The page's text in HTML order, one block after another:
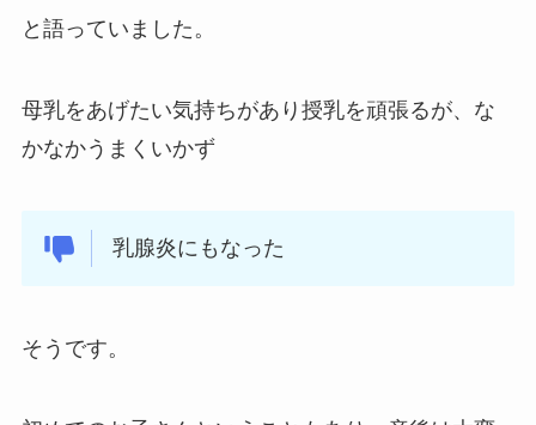
と語っていました。
母乳をあげたい気持ちがあり授乳を頑張るが、な
かなかうまくいかず
乳腺炎にもなった
そうです。